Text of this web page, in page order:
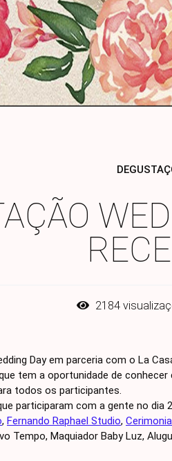
2184
Day em parceria com o La
tem a oportunidade de
todos os participantes.
participaram com a gente no dia
, Fernando Raphael Studio,
Tempo, Maquiador Baby Luz,